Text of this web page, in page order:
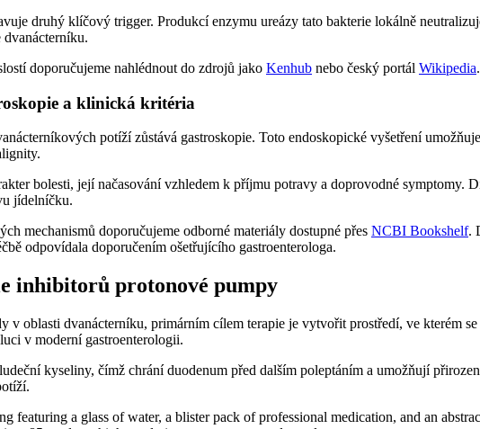
druhý klíčový trigger. Produkcí enzymu ureázy tato bakterie lokálně
doporučujeme nahlédnout do zdrojů jako Kenhub nebo český portál Wikipedia
a klinická kritéria
potíží zůstává gastroskopie. Toto endoskopické vyšetření
bolesti, její načasování vzhledem k příjmu potravy a doprovodné symptomy.
jídelníčku.
mechanismů doporučujeme odborné materiály dostupné přes NCBI Bookshelf.
odpovídala doporučením ošetřujícího gastroenterologa.
inhibitorů protonové pumpy
v oblasti dvanácterníku, primárním cílem terapie je vytvořit prostředí, ve kterém
v moderní gastroenterologii.
kyseliny, čímž chrání duodenum před dalším poleptáním a umožňují